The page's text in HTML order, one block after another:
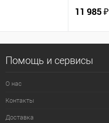
11 985 ₽
Помощь и сервисы
О нас
Контакты
Доставка